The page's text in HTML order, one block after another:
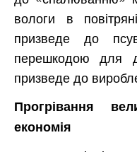
вологи в
призведе до
перешкодою для
призведе до
Прогрівання
економія